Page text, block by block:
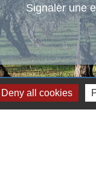
Signaler une
all cookies